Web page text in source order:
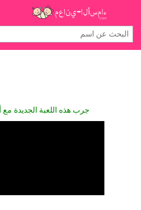
جرب هذه اللعبة الجديدة مع